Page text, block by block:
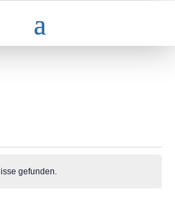
gefunden.